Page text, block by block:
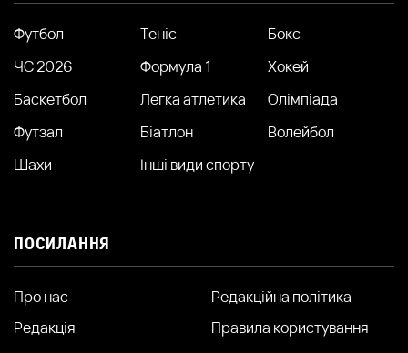
Футбол Теніс
Бокс
ЧС 2026
Формула 1
Хокей
Баскетбол
Легка атлетика
Олімпіада
Футзал
Біатлон
Волейбол
Шахи
Інші види спорту
ПОСИЛАННЯ
Про нас
Редакція
Редакційна політика
Правила користування